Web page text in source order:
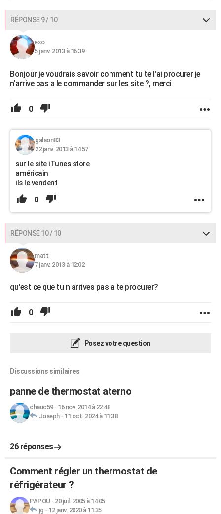
RÉPONSE 9 / 10
exo
5 janv. 2013 à 16:39
Bonjour je voudrais savoir comment tu te l'ai procurer je
n'arrive pas a le commander sur les site ?, merci
0
galaon83
22 janv. 2013 à 14:57
sur le site iTunes store
américain
ils le vendent
0
RÉPONSE 10 / 10
matt
7 janv. 2013 à 12:02
qu'est ce que tu n arrives pas a te procurer?
0
Posez votre question
Discussions similaires
panne de thermostat aterno
chauc59- 16 nov. 2014 à 22:48
Joseph- 11 oct. 2024 à 11:38
26 réponses
Comment régler un thermostat de
réfrigérateur ?
PAPOU - 20 juil. 2005 à 14:05
jg - 12 janv. 2020 à 11:35